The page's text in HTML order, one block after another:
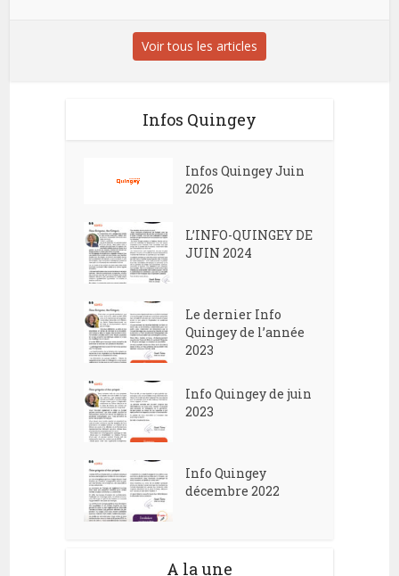
Voir tous les articles
Infos Quingey
Infos Quingey Juin
2026
L’INFO-QUINGEY DE
JUIN 2024
Le dernier Info
Quingey de l’année
2023
Info Quingey de juin
2023
Info Quingey
décembre 2022
A la une